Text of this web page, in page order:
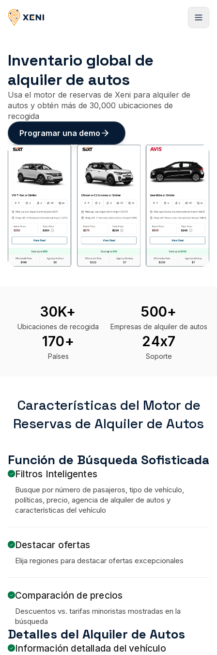
Registrarse
Inventario global de
alquiler de autos
Usa el motor de reservas de Xeni para alquiler de
autos y obtén más de 30,000 ubicaciones de
recogida
Programar una demo
30K+
Ubicaciones de recogida
500+
Empresas de alquiler de autos
170+
Países
24x7
Soporte
Características del Motor de
Reservas de Alquiler de Autos
Función de Búsqueda Sofisticada
Filtros Inteligentes
Busque por número de pasajeros, tipo de vehículo,
políticas, precio, agencia de alquiler de autos y
características del vehículo
Destacar ofertas
Elija regiones para destacar ofertas excepcionales
Comparación de precios
Descuentos vs. tarifas minoristas mostradas en la
búsqueda
Detalles del Alquiler de Autos
Información detallada del vehículo